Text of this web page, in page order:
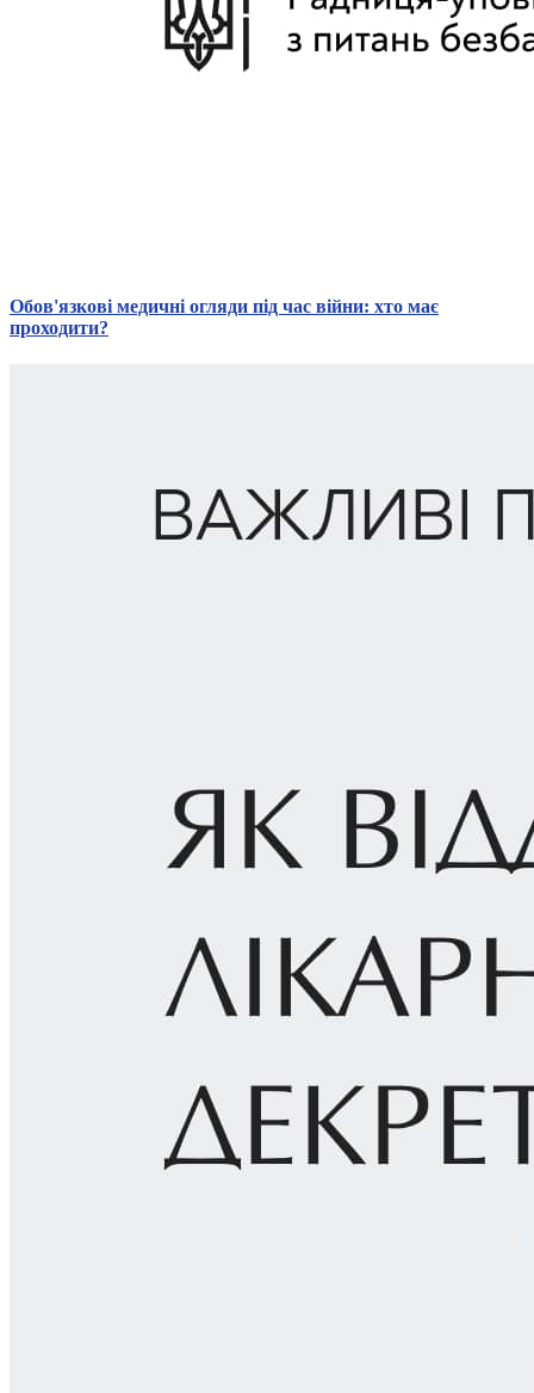
Статут УТОГ
Нормативна база УТОГ
Конвенція ООН
Законодавство
Обов'язкові медичні огляди під час війни: хто має
проходити?